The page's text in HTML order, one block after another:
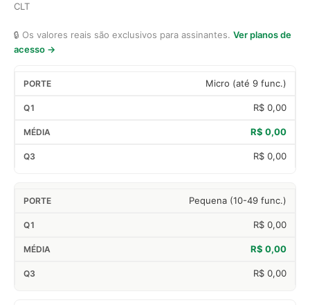
CLT
🔒 Os valores reais são exclusivos para assinantes. Ver planos de
acesso →
Micro (até 9 func.)
R$ 0,00
R$ 0,00
R$ 0,00
Pequena (10-49 func.)
R$ 0,00
R$ 0,00
R$ 0,00